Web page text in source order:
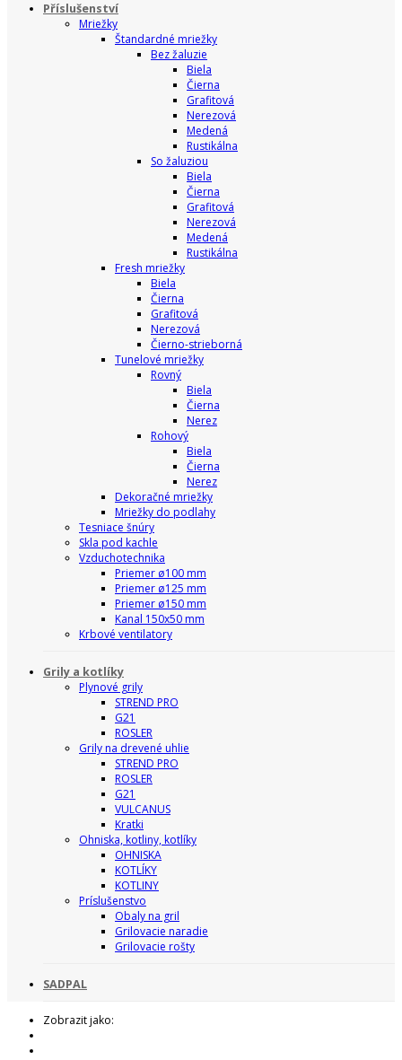
Příslušenství
Mriežky
Štandardné mriežky
Bez žaluzie
Biela
Čierna
Grafitová
Nerezová
Medená
Rustikálna
So žaluziou
Biela
Čierna
Grafitová
Nerezová
Medená
Rustikálna
Fresh mriežky
Biela
Čierna
Grafitová
Nerezová
Čierno-strieborná
Tunelové mriežky
Rovný
Biela
Čierna
Nerez
Rohový
Biela
Čierna
Nerez
Dekoračné mriežky
Mriežky do podlahy
Tesniace šnúry
Skla pod kachle
Vzduchotechnika
Priemer ø100 mm
Priemer ø125 mm
Priemer ø150 mm
Kanal 150x50 mm
Krbové ventilatory
Grily a kotlíky
Plynové grily
STREND PRO
G21
ROSLER
Grily na drevené uhlie
STREND PRO
ROSLER
G21
VULCANUS
Kratki
Ohniska, kotliny, kotlíky
OHNISKA
KOTLÍKY
KOTLINY
Príslušenstvo
Obaly na gril
Grilovacie naradie
Grilovacie rošty
SADPAL
Zobrazit jako: